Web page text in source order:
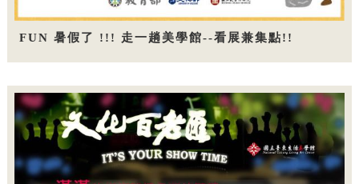
FUN 暑假了 !!! 走一趟美學館--看展兼集點!!